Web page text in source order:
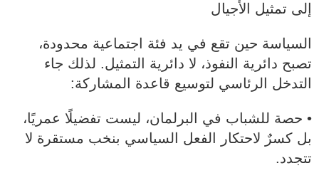
إلى تمثيل الأجيال
السياسة حين تقع في يد فئة اجتماعية محدودة،
تصبح دائرية النفوذ، لا دائرية التمثيل. لذلك جاء
التدخل الرئاسي لتوسيع قاعدة المشاركة:
• حصة للشباب في البرلمان، ليست تفضيلًا عمريًا،
بل كسرٌ لاحتكار الفعل السياسي بنخب مستقرة لا
تتجدد.